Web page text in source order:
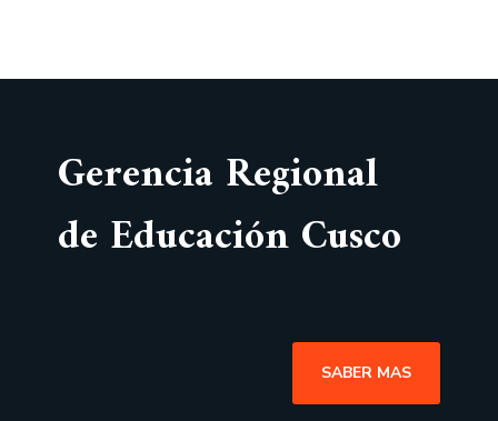
Gerencia Regional
de Educación Cusco
SABER MAS